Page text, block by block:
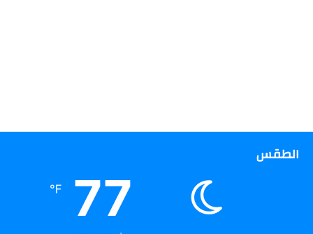
الطقس
77
℉